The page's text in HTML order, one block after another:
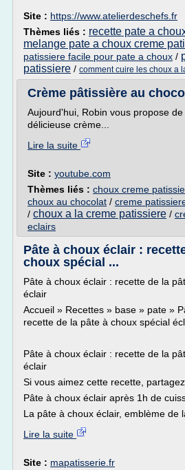
Site : https://www.atelierdeschefs.fr
Thèmes liés : recette pate a
melange pate a choux creme
patissiere facile pour pate a choux /
patissiere / comment cuire les choux a
Crème pâtissière au
Aujourd'hui, Robin vous propose
délicieuse crème...
Lire la suite
Site : youtube.com
Thèmes liés : choux creme
choux au chocolat / creme
/ choux a la creme patissiere /
eclairs
Pâte à choux éclair :
choux spécial ...
Pâte à choux éclair : recette de la
éclair
Accueil » Recettes » base » pate »
recette de la pâte à choux spécial
Pâte à choux éclair : recette de la
éclair
Si vous aimez cette recette,
Pâte à choux éclair après 1h de
La pâte à choux éclair, emblème de
Lire la suite
Site : mapatisserie.fr